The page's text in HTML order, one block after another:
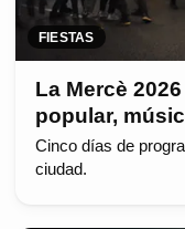
FIESTAS
La Mercè
popular,
Cinco días de
ciudad.